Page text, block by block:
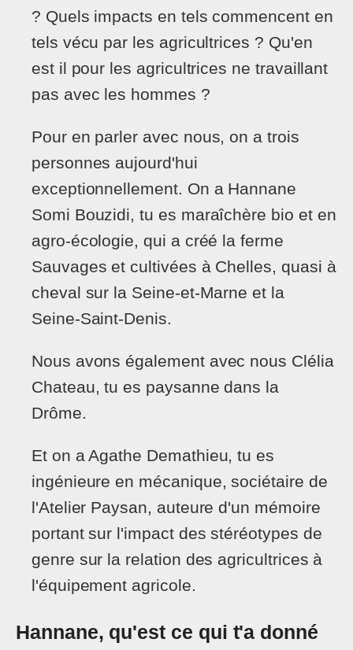
? Quels impacts en tels commencent en
tels vécu par les agricultrices ? Qu'en
est il pour les agricultrices ne travaillant
pas avec les hommes ?
Pour en parler avec nous, on a trois
personnes aujourd'hui
exceptionnellement. On a Hannane
Somi Bouzidi, tu es maraîchère bio et en
agro-écologie, qui a créé la ferme
Sauvages et cultivées à Chelles, quasi à
cheval sur la Seine-et-Marne et la
Seine-Saint-Denis.
Nous avons également avec nous Clélia
Chateau, tu es paysanne dans la
Drôme.
Et on a Agathe Demathieu, tu es
ingénieure en mécanique, sociétaire de
l'Atelier Paysan, auteure d'un mémoire
portant sur l'impact des stéréotypes de
genre sur la relation des agricultrices à
l'équipement agricole.
Hannane, qu'est ce qui t'a donné